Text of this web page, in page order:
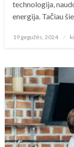
technologija,
energija. Tačiau
Posted
19 gegužės, 2024